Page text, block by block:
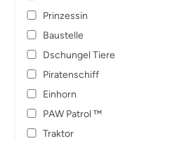
Prinzessin
Baustelle
Dschungel Tiere
Piratenschiff
Einhorn
PAW Patrol ™️
Traktor